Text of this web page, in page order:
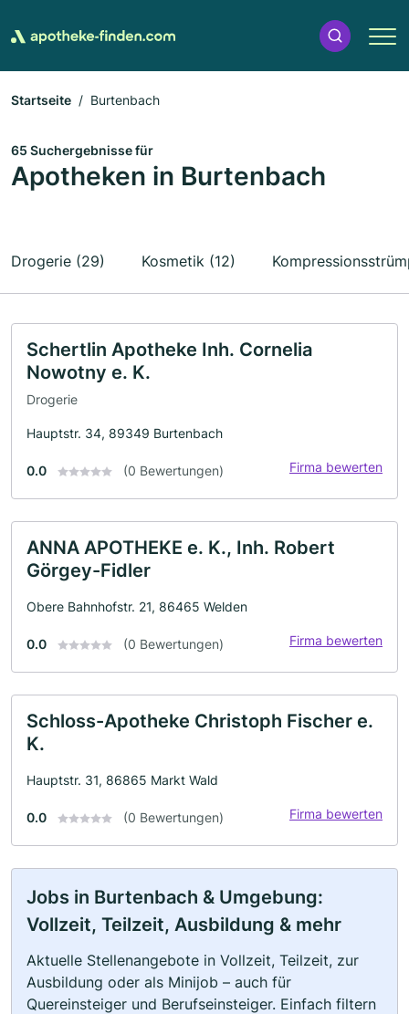
Startseite Burtenbach
65 Suchergebnisse für
Apotheken in Burtenbach
Drogerie (29) Kosmetik (12)
Schertlin Apotheke Inh. Cornelia
Nowotny e. K.
Drogerie
Hauptstr. 34, 89349 Burtenbach
0.0 (0 Bewertungen) Firma bewerten
ANNA APOTHEKE e. K., Inh. Robert
Görgey-Fidler
Obere Bahnhofstr. 21, 86465 Welden
0.0 (0 Bewertungen) Firma bewerten
Schloss-Apotheke Christoph Fischer e.
K.
Hauptstr. 31, 86865 Markt Wald
0.0 (0 Bewertungen) Firma bewerten
Jobs in Burtenbach & Umgebung:
Vollzeit, Teilzeit, Ausbildung & mehr
Aktuelle Stellenangebote in Vollzeit, Teilzeit, zur
Ausbildung oder als Minijob – auch für
Quereinsteiger und Berufseinsteiger. Einfach filtern